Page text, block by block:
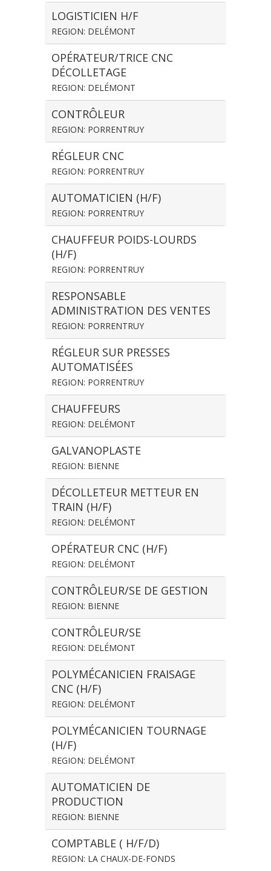
LOGISTICIEN H/F
REGION: DELÉMONT
OPÉRATEUR/TRICE CNC
DÉCOLLETAGE
REGION: DELÉMONT
CONTRÔLEUR
REGION: PORRENTRUY
RÉGLEUR CNC
REGION: PORRENTRUY
AUTOMATICIEN (H/F)
REGION: PORRENTRUY
CHAUFFEUR POIDS-LOURDS
(H/F)
REGION: PORRENTRUY
RESPONSABLE
ADMINISTRATION DES VENTES
REGION: PORRENTRUY
RÉGLEUR SUR PRESSES
AUTOMATISÉES
REGION: PORRENTRUY
CHAUFFEURS
REGION: DELÉMONT
GALVANOPLASTE
REGION: BIENNE
DÉCOLLETEUR METTEUR EN
TRAIN (H/F)
REGION: DELÉMONT
OPÉRATEUR CNC (H/F)
REGION: DELÉMONT
CONTRÔLEUR/SE DE GESTION
REGION: BIENNE
CONTRÔLEUR/SE
REGION: DELÉMONT
POLYMÉCANICIEN FRAISAGE
CNC (H/F)
REGION: DELÉMONT
POLYMÉCANICIEN TOURNAGE
(H/F)
REGION: DELÉMONT
AUTOMATICIEN DE
PRODUCTION
REGION: BIENNE
COMPTABLE ( H/F/D)
REGION: LA CHAUX-DE-FONDS